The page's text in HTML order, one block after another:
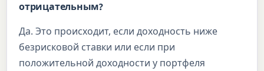
отрицательным?
Да. Это происходит, если доходность ниже
безрисковой ставки или если при
положительной доходности у портфеля